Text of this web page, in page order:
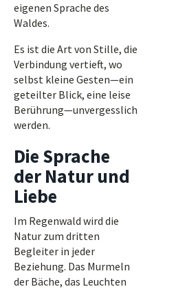
eigenen Sprache des
Waldes.
Es ist die Art von Stille, die
Verbindung vertieft, wo
selbst kleine Gesten—ein
geteilter Blick, eine leise
Berührung—unvergesslich
werden.
Die Sprache
der Natur und
Liebe
Im Regenwald wird die
Natur zum dritten
Begleiter in jeder
Beziehung. Das Murmeln
der Bäche, das Leuchten